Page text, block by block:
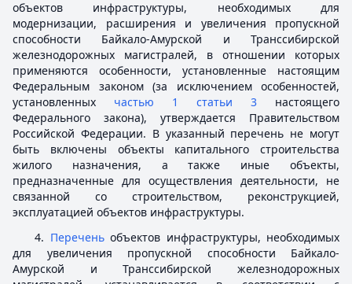
объектов инфраструктуры, необходимых для
модернизации, расширения и увеличения пропускной
способности Байкало-Амурской и Транссибирской
железнодорожных магистралей, в отношении которых
применяются особенности, установленные настоящим
Федеральным законом (за исключением особенностей,
установленных частью 1 статьи 3 настоящего
Федерального закона), утверждается Правительством
Российской Федерации. В указанный перечень не могут
быть включены объекты капитального строительства
жилого назначения, а также иные объекты,
предназначенные для осуществления деятельности, не
связанной со строительством, реконструкцией,
эксплуатацией объектов инфраструктуры.
4. Переченьобъектов инфраструктуры, необходимых
для увеличения пропускной способности Байкало-
Амурской и Транссибирской железнодорожных